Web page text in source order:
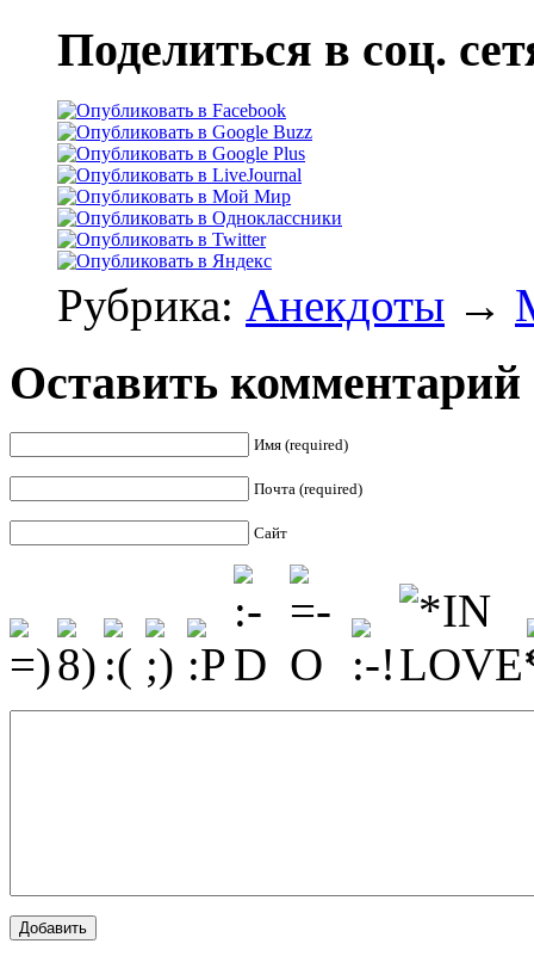
Поделиться в соц.
Рубрика: Анекдоты →
Оставить комментарий
Имя (required)
Почта (required)
Сайт